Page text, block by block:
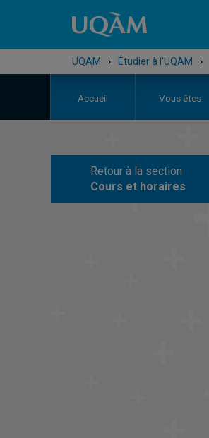
UQAM › Étudier à l'UQAM ›
Accueil Vous êtes
Retour à la section
Cours et horaires